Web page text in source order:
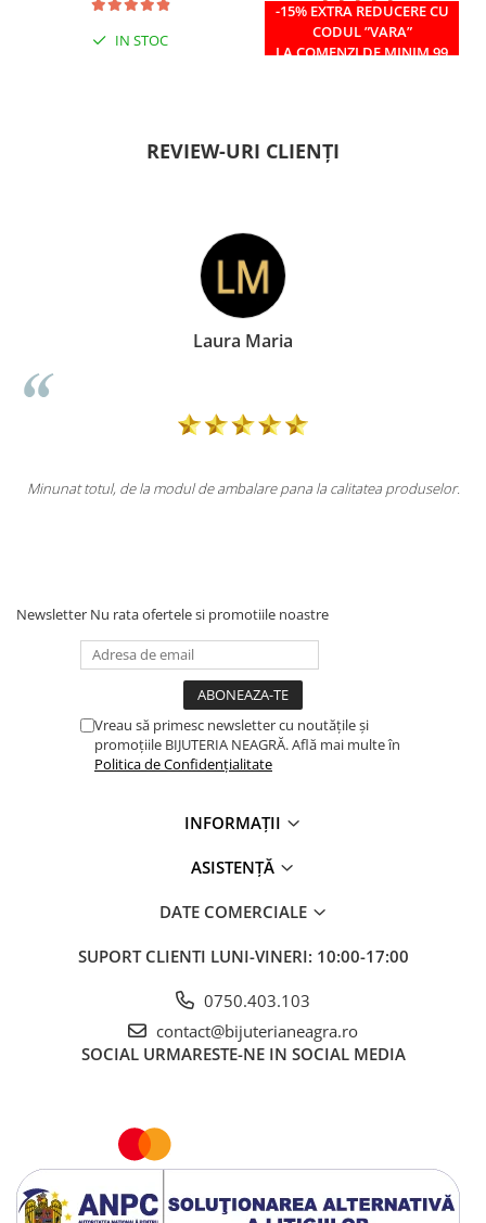
IN STOC
-15% EXTRA REDUCERE CU
CODUL ”VARA”
LA COMENZI DE MINIM 99
IN STOC
REVIEW-URI CLIENȚI
produselor.
Doina Georgescu
Totul la superlativ! Produsul, fix descrierea, ambalaj,
Newsletter Nu rata ofertele si promotiile noastre
Vreau să primesc newsletter cu noutățile și
promoțiile BIJUTERIA NEAGRĂ. Află mai multe în
Politica de Confidențialitate
INFORMAȚII
ASISTENȚĂ
DATE COMERCIALE
SUPORT CLIENTI LUNI-VINERI: 10:00-17:00
0750.403.103
contact@bijuterianeagra.ro
SOCIAL URMARESTE-NE IN SOCIAL MEDIA